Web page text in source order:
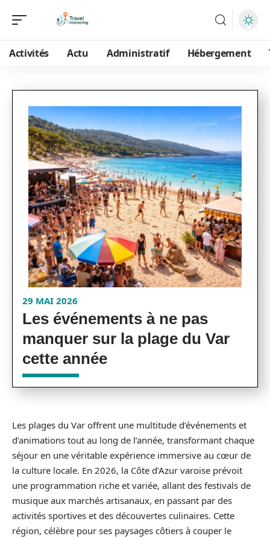
Activités Actu Administratif Hébergement
29 MAI 2026
Les événements à ne pas
manquer sur la plage du Var
cette année
Les plages du Var offrent une multitude d’événements et
d’animations tout au long de l’année, transformant chaque
séjour en une véritable expérience immersive au cœur de
la culture locale. En 2026, la Côte d’Azur varoise prévoit
une programmation riche et variée, allant des festivals de
musique aux marchés artisanaux, en passant par des
activités sportives et des découvertes culinaires. Cette
région, célèbre pour ses paysages côtiers à couper le